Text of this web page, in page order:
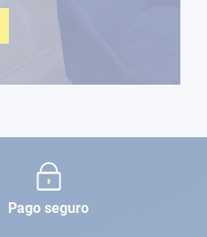
Pago seguro